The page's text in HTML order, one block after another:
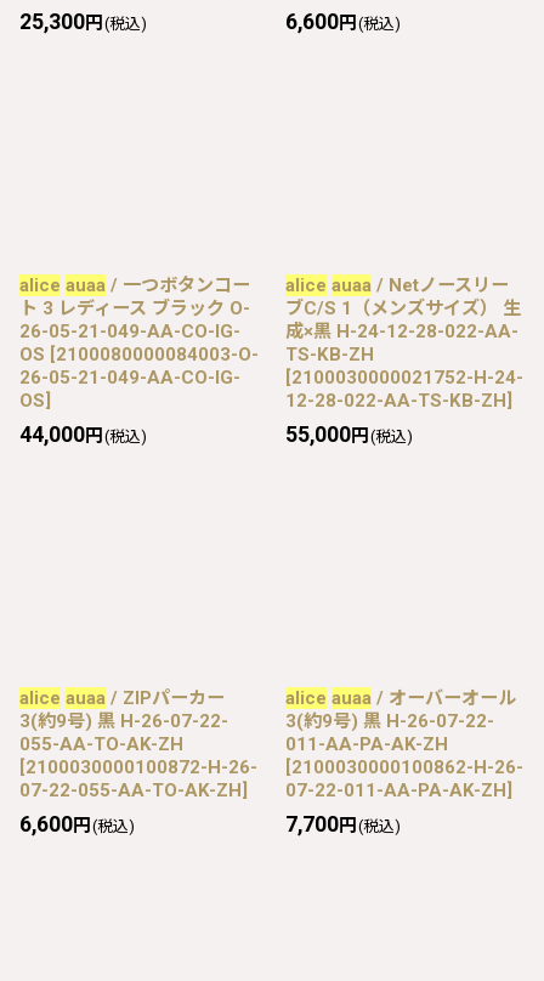
25,300円 (税込) 6,600円 (税込)
alice auaa / 一つボタンコー
ト 3 レディース ブラック O-
26-05-21-049-AA-CO-IG-
OS [2100080000084003-O-
26-05-21-049-AA-CO-IG-
OS]
44,000円 (税込)
alice auaa / Netノースリー
ブC/S 1（メンズサイズ） 生
成×黒 H-24-12-28-022-AA-
TS-KB-ZH
[2100030000021752-H-24-
12-28-022-AA-TS-KB-ZH]
55,000円 (税込)
alice auaa / ZIPパーカー
3(約9号) 黒 H-26-07-22-
055-AA-TO-AK-ZH
[2100030000100872-H-26-
07-22-055-AA-TO-AK-ZH]
6,600円 (税込)
alice auaa / オーバーオール
3(約9号) 黒 H-26-07-22-
011-AA-PA-AK-ZH
[2100030000100862-H-26-
07-22-011-AA-PA-AK-ZH]
7,700円 (税込)